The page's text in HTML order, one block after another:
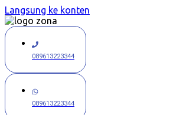
Langsung ke konten
089613223344
089613223344